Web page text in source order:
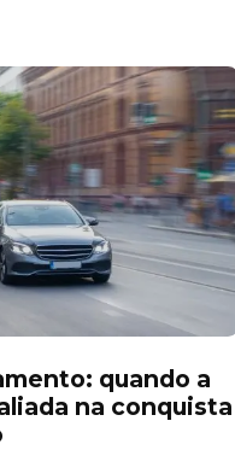
quando a
na conquista